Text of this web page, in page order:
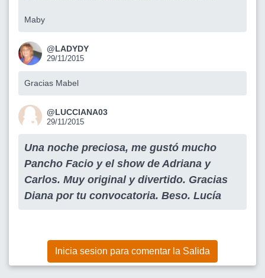
Maby
@LADYDY
29/11/2015
Gracias Mabel
@LUCCIANA03
29/11/2015
Una noche preciosa, me gustó mucho
Pancho Facio y el show de Adriana y
Carlos. Muy original y divertido. Gracias
Diana por tu convocatoria. Beso. Lucía
Inicia sesion para comentar la Salida